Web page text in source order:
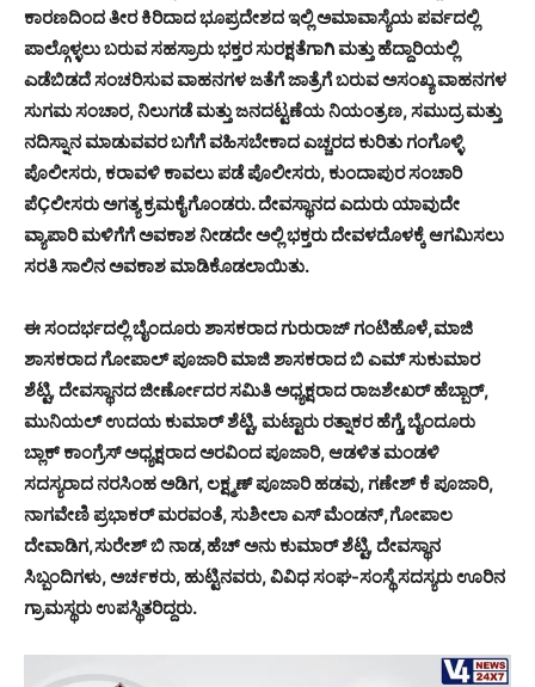
ಕಾರಣದಿಂದ ತೀರ ಕಿರಿದಾದ ಭೂಪ್ರದೇಶದ ಇಲ್ಲಿ ಅಮಾವಾಸ್ಯೆಯ ಪರ್ವದಲ್ಲಿ
ಪಾಲ್ಗೊಳ್ಳಲು ಬರುವ ಸಹಸ್ರಾರು ಭಕ್ತರ ಸುರಕ್ಷತೆಗಾಗಿ ಮತ್ತು ಹೆದ್ದಾರಿಯಲ್ಲಿ
ಎಡೆಬಿಡದೆ ಸಂಚರಿಸುವ ವಾಹನಗಳ ಜತೆಗೆ ಜಾತ್ರೆಗೆ ಬರುವ ಅಸಂಖ್ಯ ವಾಹನಗಳ
ಸುಗಮ ಸಂಚಾರ, ನಿಲುಗಡೆ ಮತ್ತು ಜನದಟ್ಟಣೆಯ ನಿಯಂತ್ರಣ, ಸಮುದ್ರ ಮತ್ತು
ನದಿಸ್ನಾನ ಮಾಡುವವರ ಬಗೆಗೆ ವಹಿಸಬೇಕಾದ ಎಚ್ಚರದ ಕುರಿತು ಗಂಗೊಳ್ಳಿ
ಪೊಲೀಸರು, ಕರಾವಳಿ ಕಾವಲು ಪಡೆ ಪೊಲೀಸರು, ಕುಂದಾಪುರ ಸಂಚಾರಿ
ಪೆÇಲೀಸರು ಅಗತ್ಯ ಕ್ರಮಕೈಗೊಂಡರು. ದೇವಸ್ಥಾನದ ಎದುರು ಯಾವುದೇ
ವ್ಯಾಪಾರಿ ಮಳಿಗೆಗೆ ಅವಕಾಶ ನೀಡದೇ ಅಲ್ಲಿ ಭಕ್ತರು ದೇವಳದೊಳಕ್ಕೆ ಆಗಮಿಸಲು
ಸರತಿ ಸಾಲಿನ ಅವಕಾಶ ಮಾಡಿಕೊಡಲಾಯಿತು.
ಈ ಸಂದರ್ಭದಲ್ಲಿ ಬೈಂದೂರು ಶಾಸಕರಾದ ಗುರುರಾಜ್ ಗಂಟಿಹೊಳೆ,ಮಾಜಿ
ಶಾಸಕರಾದ ಗೋಪಾಲ್ ಪೂಜಾರಿ ಮಾಜಿ ಶಾಸಕರಾದ ಬಿ ಎಮ್ ಸುಕುಮಾರ
ಶೆಟ್ಟಿ, ದೇವಸ್ಥಾನದ ಜೀರ್ಣೋದರ ಸಮಿತಿ ಅಧ್ಯಕ್ಷರಾದ ರಾಜಶೇಖರ್ ಹೆಬ್ಬಾರ್,
ಮುನಿಯಲ್ ಉದಯ ಕುಮಾರ್ ಶೆಟ್ಟಿ, ಮಟ್ಟಾರು ರತ್ನಾಕರ ಹೆಗ್ಡೆ,ಬೈಂದೂರು
ಬ್ಲಾಕ್ ಕಾಂಗ್ರೆಸ್ ಅಧ್ಯಕ್ಷರಾದ ಅರವಿಂದ ಪೂಜಾರಿ, ಆಡಳಿತ ಮಂಡಳಿ
ಸದಸ್ಯರಾದ ನರಸಿಂಹ ಅಡಿಗ, ಲಕ್ಷ್ಮಣ್ ಪೂಜಾರಿ ಹಡವು, ಗಣೇಶ್ ಕೆ ಪೂಜಾರಿ,
ನಾಗವೇಣಿ ಪ್ರಭಾಕರ್ ಮರವಂತೆ, ಸುಶೀಲಾ ಎಸ್ ಮೆಂಡನ್,ಗೋಪಾಲ
ದೇವಾಡಿಗ,ಸುರೇಶ್ ಬಿ ನಾಡ,ಹೆಚ್ ಅನು ಕುಮಾರ್ ಶೆಟ್ಟಿ, ದೇವಸ್ಥಾನ
ಸಿಬ್ಬಂದಿಗಳು, ಅರ್ಚಕರು, ಹುಟ್ಟಿನವರು, ವಿವಿಧ ಸಂಘ-ಸಂಸ್ಥೆ ಸದಸ್ಯರು ಊರಿನ
ಗ್ರಾಮಸ್ಥರು ಉಪಸ್ಥಿತರಿದ್ದರು.